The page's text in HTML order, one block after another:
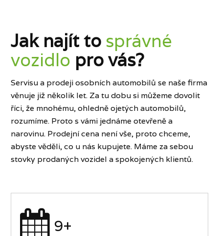
Jak najít to správné
vozidlo pro vás?
Servisu a prodeji osobních automobilů se naše firma
věnuje již několik let. Za tu dobu si můžeme dovolit
říci, že mnohému, ohledně ojetých automobilů,
rozumíme. Proto s vámi jednáme otevřeně a
narovinu. Prodejní cena není vše, proto chceme,
abyste věděli, co u nás kupujete. Máme za sebou
stovky prodaných vozidel a spokojených klientů.
9+